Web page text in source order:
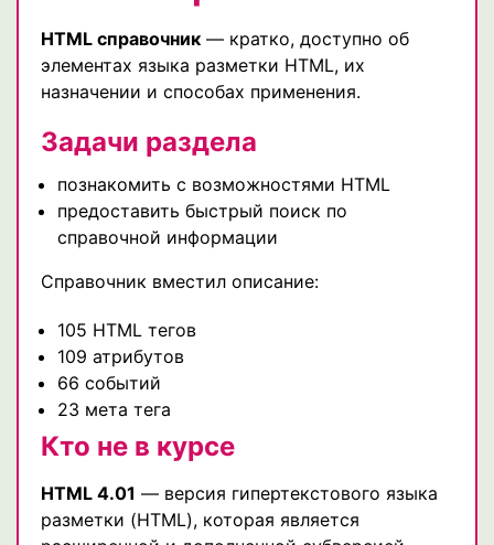
HTML справочник — кратко, доступно об
элементах языка разметки HTML, их
назначении и способах применения.
Задачи раздела
познакомить с возможностями HTML
предоставить быстрый поиск по
справочной информации
Справочник вместил описание:
105 HTML тегов
109 атрибутов
66 событий
23 мета тега
Кто не в курсе
HTML 4.01 — версия гипертекстового языка
разметки (HTML), которая является